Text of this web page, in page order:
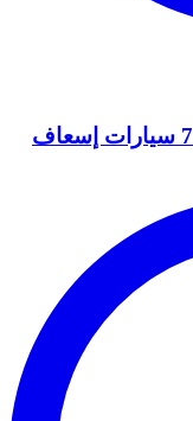
تعزيز العرض الصحي بكلميم بتسليم 7 سيارات إسعاف